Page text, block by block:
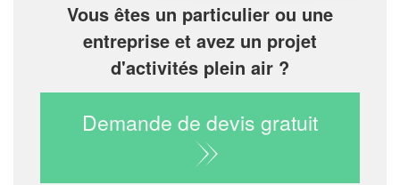
Vous êtes un particulier ou une
entreprise et avez un projet
d'activités plein air ?
Demande de devis gratuit